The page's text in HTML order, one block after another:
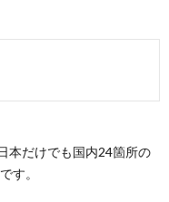
本だけでも国内24箇所の
す。